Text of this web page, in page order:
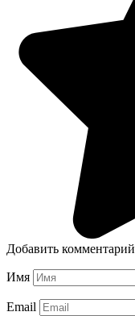
Добавить комментарий
Имя
Email